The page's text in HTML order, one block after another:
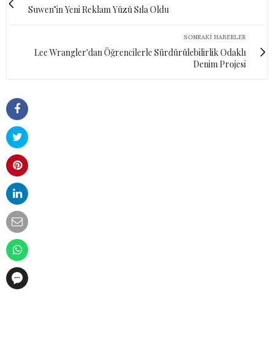
Suwen’in Yeni Reklam Yüzü Sıla Oldu
SONRAKI HABERLER
Lee Wrangler'dan Öğrencilerle Sürdürülebilirlik Odaklı
Denim Projesi